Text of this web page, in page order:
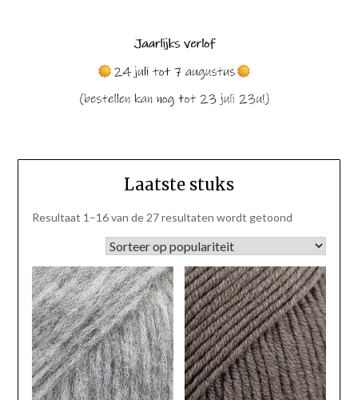
Laatste stuks
Resultaat 1–16 van de 27 resultaten wordt getoondGesorteerd
op
populariteit